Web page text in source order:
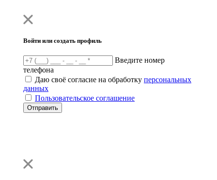
Войти или создать профиль
Введите номер
телефона
Даю своё согласие на обработку персональных
данных
Пользовательское соглашение
Отправить